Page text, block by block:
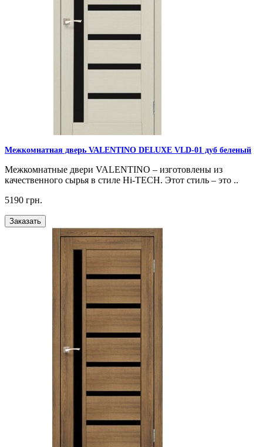
Межкомнатная дверь VALENTINO DELUXE VLD-01 дуб беленый
Межкомнатные двери VALENTINO – изготовлены из
качественного сырья в стиле Hi-TECH. Этот стиль – это ..
5190 грн.
Заказать